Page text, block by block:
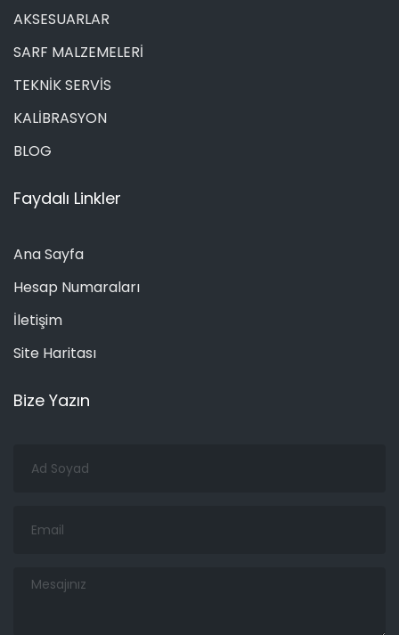
AKSESUARLAR
SARF MALZEMELERİ
TEKNİK SERVİS
KALİBRASYON
BLOG
Faydalı Linkler
Ana Sayfa
Hesap Numaraları
İletişim
Site Haritası
Bize Yazın
Soyad
Mesajınız